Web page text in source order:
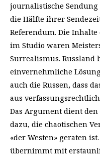
journalistische Sendung
die Hälfte ihrer
Referendum. Die
im Studio waren
Surrealismus. Russland
einvernehmliche
auch die Russen, dass
aus
Das Argument dient
dazu, die chaotischen
«der Westen» geraten
übernimmt mit